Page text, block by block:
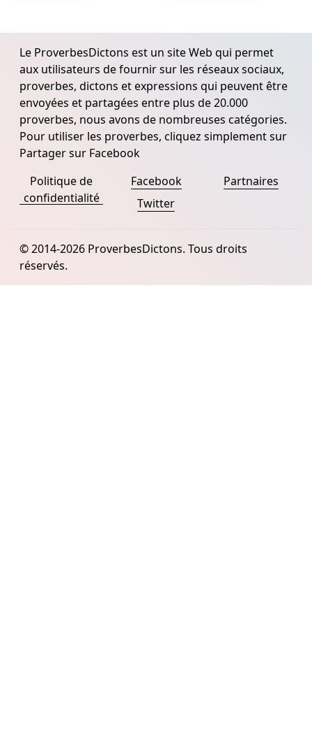
Le ProverbesDictons est un site Web qui permet
aux utilisateurs de fournir sur les réseaux sociaux,
proverbes, dictons et expressions qui peuvent être
envoyées et partagées entre plus de 20.000
proverbes, nous avons de nombreuses catégories.
Pour utiliser les proverbes, cliquez simplement sur
Partager sur Facebook
Politique de
confidentialité
Facebook
Twitter
Partnaires
© 2014-2026 ProverbesDictons. Tous droits
réservés.